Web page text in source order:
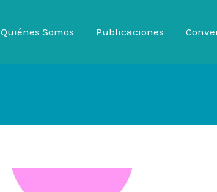
Quiénes Somos Publicaciones
Quiénes Somos Publicaciones